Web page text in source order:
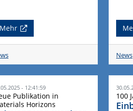
Mehr
News
- 12:41:59
Publikation in
Horizons
100